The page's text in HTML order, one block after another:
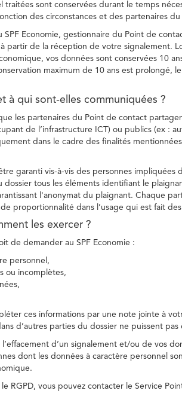
traitées sont conservées durant le temps
des circonstances et des partenaires
SPF Economie, gestionnaire du Point de
partir de la réception de votre signalement.
vos données sont conservées 10
maximum de 10 ans est prolongé,
à qui sont-elles communiquées ?
les partenaires du Point de contact
de l’infrastructure ICT) ou publics (ex :
dans le cadre des finalités
garanti vis-à-vis des personnes impliquées
tous les éléments identifiant le
l'anonymat du plaignant. Chaque
proportionnalité dans l’usage qui est fait
les exercer ?
de demander au SPF Economie :
personnel,
ou incomplètes,
ces informations par une note jointe à
d’autres parties du dossier ne puissent pas
l’effacement d’un signalement et/ou de vos
dont les données à caractère personnel
RGPD, vous pouvez contacter le Service